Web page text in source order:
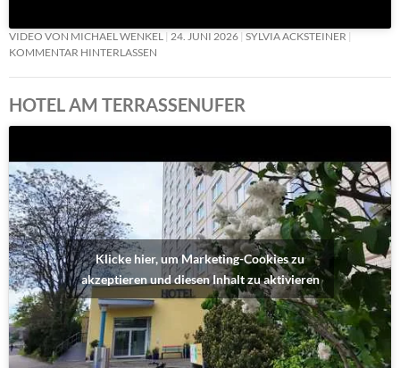
VIDEO VON MICHAEL WENKEL 24. JUNI 2026 SYLVIA ACKSTEINER
KOMMENTAR HINTERLASSEN
HOTEL AM TERRASSENUFER
Klicke hier, um Marketing-Cookies zu
akzeptieren und diesen Inhalt zu aktivieren